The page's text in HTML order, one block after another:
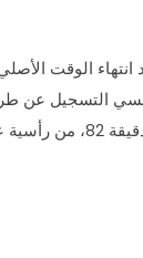
الدرع الخيرية، بعدما فاز على غريمه تشيلسي بركلات الترجيح 4/ا، بعد انتهاء الوقت
التسجيل عن
مدافعه النيجيري فيكتور موسيس، واستطاع البوسني سياد كولاسيناك تعديل النتيجة